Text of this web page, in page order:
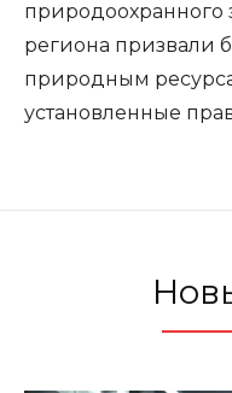
природоохранного
региона призвали
природным
установленные